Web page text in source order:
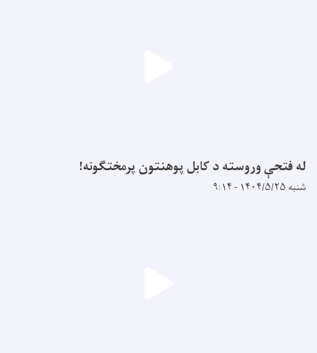
له فتحې وروسته د کابل پوهنتون پرمختګونه!
شنبه ۱۴۰۴/۵/۲۵ - ۹:۱۴